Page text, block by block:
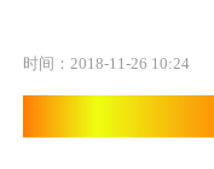
时间：2018-11-26 10:24